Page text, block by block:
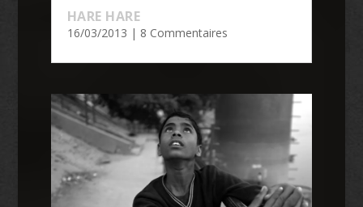
HARE HARE
16/03/2013 | 8 Commentaires